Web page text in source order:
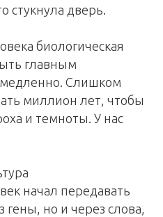
стукнула дверь.
биологическая
главным
Слишком
миллион лет, чтобы
и темноты. У нас
начал передавать
гены, но и через слова,